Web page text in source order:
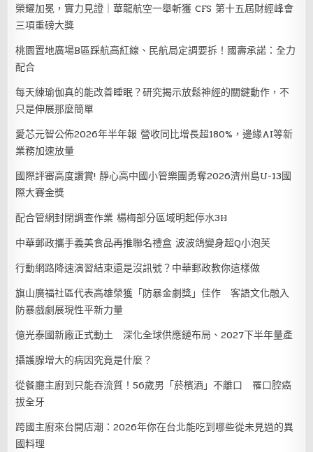
榮耀加冕，實力見證｜華龍航空一舉斬獲 CFS 第十五屆財經峰會
三項重磅大獎
桃園置地廣場B區踩航高紅線、民航局定調要拆！國壽承諾：全力
配合
每天練瑜伽真的能改善睡眠？研究揭示放鬆神經的關鍵動作，不
只是伸展那麼簡單
愛芯元智公佈2026年半年報 營收同比增長超180%，邊緣AI等新
業務加速放量
國際評審高度讚賞! 靜心高中國小管樂團勇奪2026濟州島U-13國
際大賽金獎
配合管網封閉調查作業 楊梅部分區域明起停水3H
中華郵政攜手義美食品再推聯名禮盒 波波鴿變身超Q小泡芙
行動網路降速演習結束還是沒訊號？中華郵政教你這樣做
旗山廣福社區代表高雄榮獲「防暴金劇獎」佳作 客語文化融入
防暴戲劇展現性平新力量
億光泰國新廠正式動土 深化全球供應鏈布局、2027下半年量產
攝護腺增大的病因究竟是什麼？
從餐廳主廚到只能吞流質！56歲男「菸檳酒」不離口 罹口腔癌
拔全牙
跨國主廚來台開店潮：2026年你在台北能吃到哪些從未見過的異
國料理